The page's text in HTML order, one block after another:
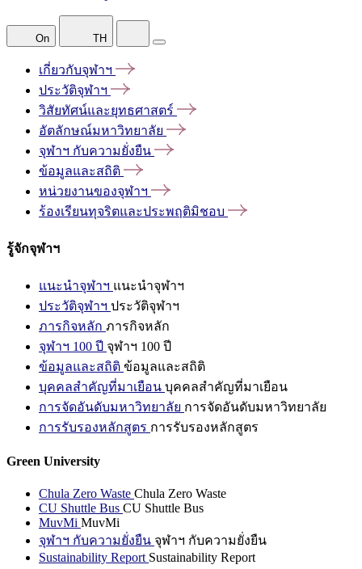
On TH
เกี่ยวกับจุฬาฯ
ประวัติจุฬาฯ
วิสัยทัศน์และยุทธศาสตร์
อัตลักษณ์มหาวิทยาลัย
จุฬาฯ กับความยั่งยืน
ข้อมูลและสถิติ
หน่วยงานของจุฬาฯ
ร้องเรียนทุจริตและประพฤติมิชอบ
รู้จักจุฬาฯ
แนะนำจุฬาฯ แนะนำจุฬาฯ
ประวัติจุฬาฯ ประวัติจุฬาฯ
ภารกิจหลัก ภารกิจหลัก
จุฬาฯ 100 ปี จุฬาฯ 100 ปี
ข้อมูลและสถิติ ข้อมูลและสถิติ
บุคคลสำคัญที่มาเยือน บุคคลสำคัญที่มาเยือน
การจัดอันดับมหาวิทยาลัย การจัดอันดับมหาวิทยาลัย
การรับรองหลักสูตร การรับรองหลักสูตร
Green University
Chula Zero Waste Chula Zero Waste
CU Shuttle Bus CU Shuttle Bus
MuvMi MuvMi
จุฬาฯ กับความยั่งยืน จุฬาฯ กับความยั่งยืน
Sustainability Report Sustainability Report